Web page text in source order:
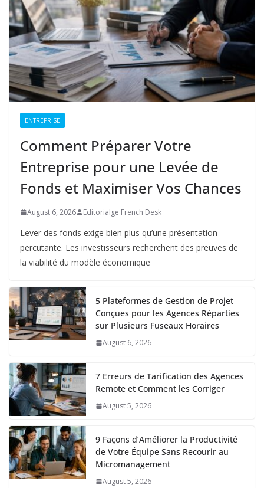
ENTREPRISE
Comment Préparer Votre
Entreprise pour une Levée de
Fonds et Maximiser Vos Chances
August 6, 2026 Editorialge French Desk
Lever des fonds exige bien plus qu’une présentation
percutante. Les investisseurs recherchent des preuves de
la viabilité du modèle économique
5 Plateformes de Gestion de Projet
Conçues pour les Agences Réparties
sur Plusieurs Fuseaux Horaires
August 6, 2026
7 Erreurs de Tarification des Agences
Remote et Comment les Corriger
August 5, 2026
9 Façons d’Améliorer la Productivité
de Votre Équipe Sans Recourir au
Micromanagement
August 5, 2026